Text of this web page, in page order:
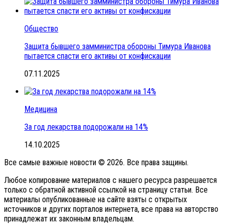
Общество
Защита бывшего замминистра обороны Тимура Иванова
пытается спасти его активы от конфискации
07.11.2025
Медицина
За год лекарства подорожали на 14%
14.10.2025
Все самые важные новости © 2026. Все права защины.
Любое копирование материалов с нашего ресурса разрешается
только с обратной активной ссылкой на страницу статьи. Все
материалы опубликованные на сайте взяты с открытых
источников и других порталов интернета, все права на авторство
принадлежат их законным владельцам.